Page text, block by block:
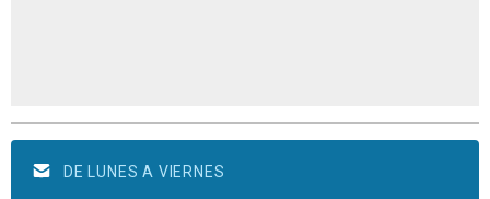
DE LUNES A VIERNES